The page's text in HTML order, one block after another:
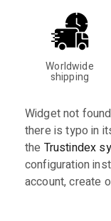
Worldwide
shipping
Widget not
there is typo in
the Trustindex
configuration
account, create